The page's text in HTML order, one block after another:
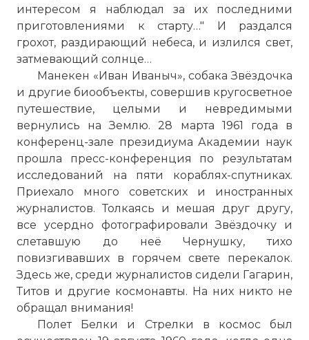
интересом я наблюдал за их последними
приготовлениями к старту…" И раздался
грохот, раздирающий небеса, и излился свет,
затмевающий солнце…
Манекен «Иван Иваныч», собака Звёздочка
и другие биообъекты, совершив кругосветное
путешествие, целыми и невредимыми
вернулись на Землю. 28 марта 1961 года в
конференц-зале президиума Академии наук
прошла пресс-конференция по результатам
исследований на пяти кораблях-спутниках.
Приехало много советских и иностранных
журналистов. Толкаясь и мешая друг другу,
все усердно фотографировали Звёздочку и
слетавшую до неё Чернушку, тихо
повизгивавших в горячем свете перекалок.
Здесь же, среди журналистов сидели Гагарин,
Титов и другие космонавты. На них никто не
обращал внимания!
Полет Белки и Стрелки в космос был